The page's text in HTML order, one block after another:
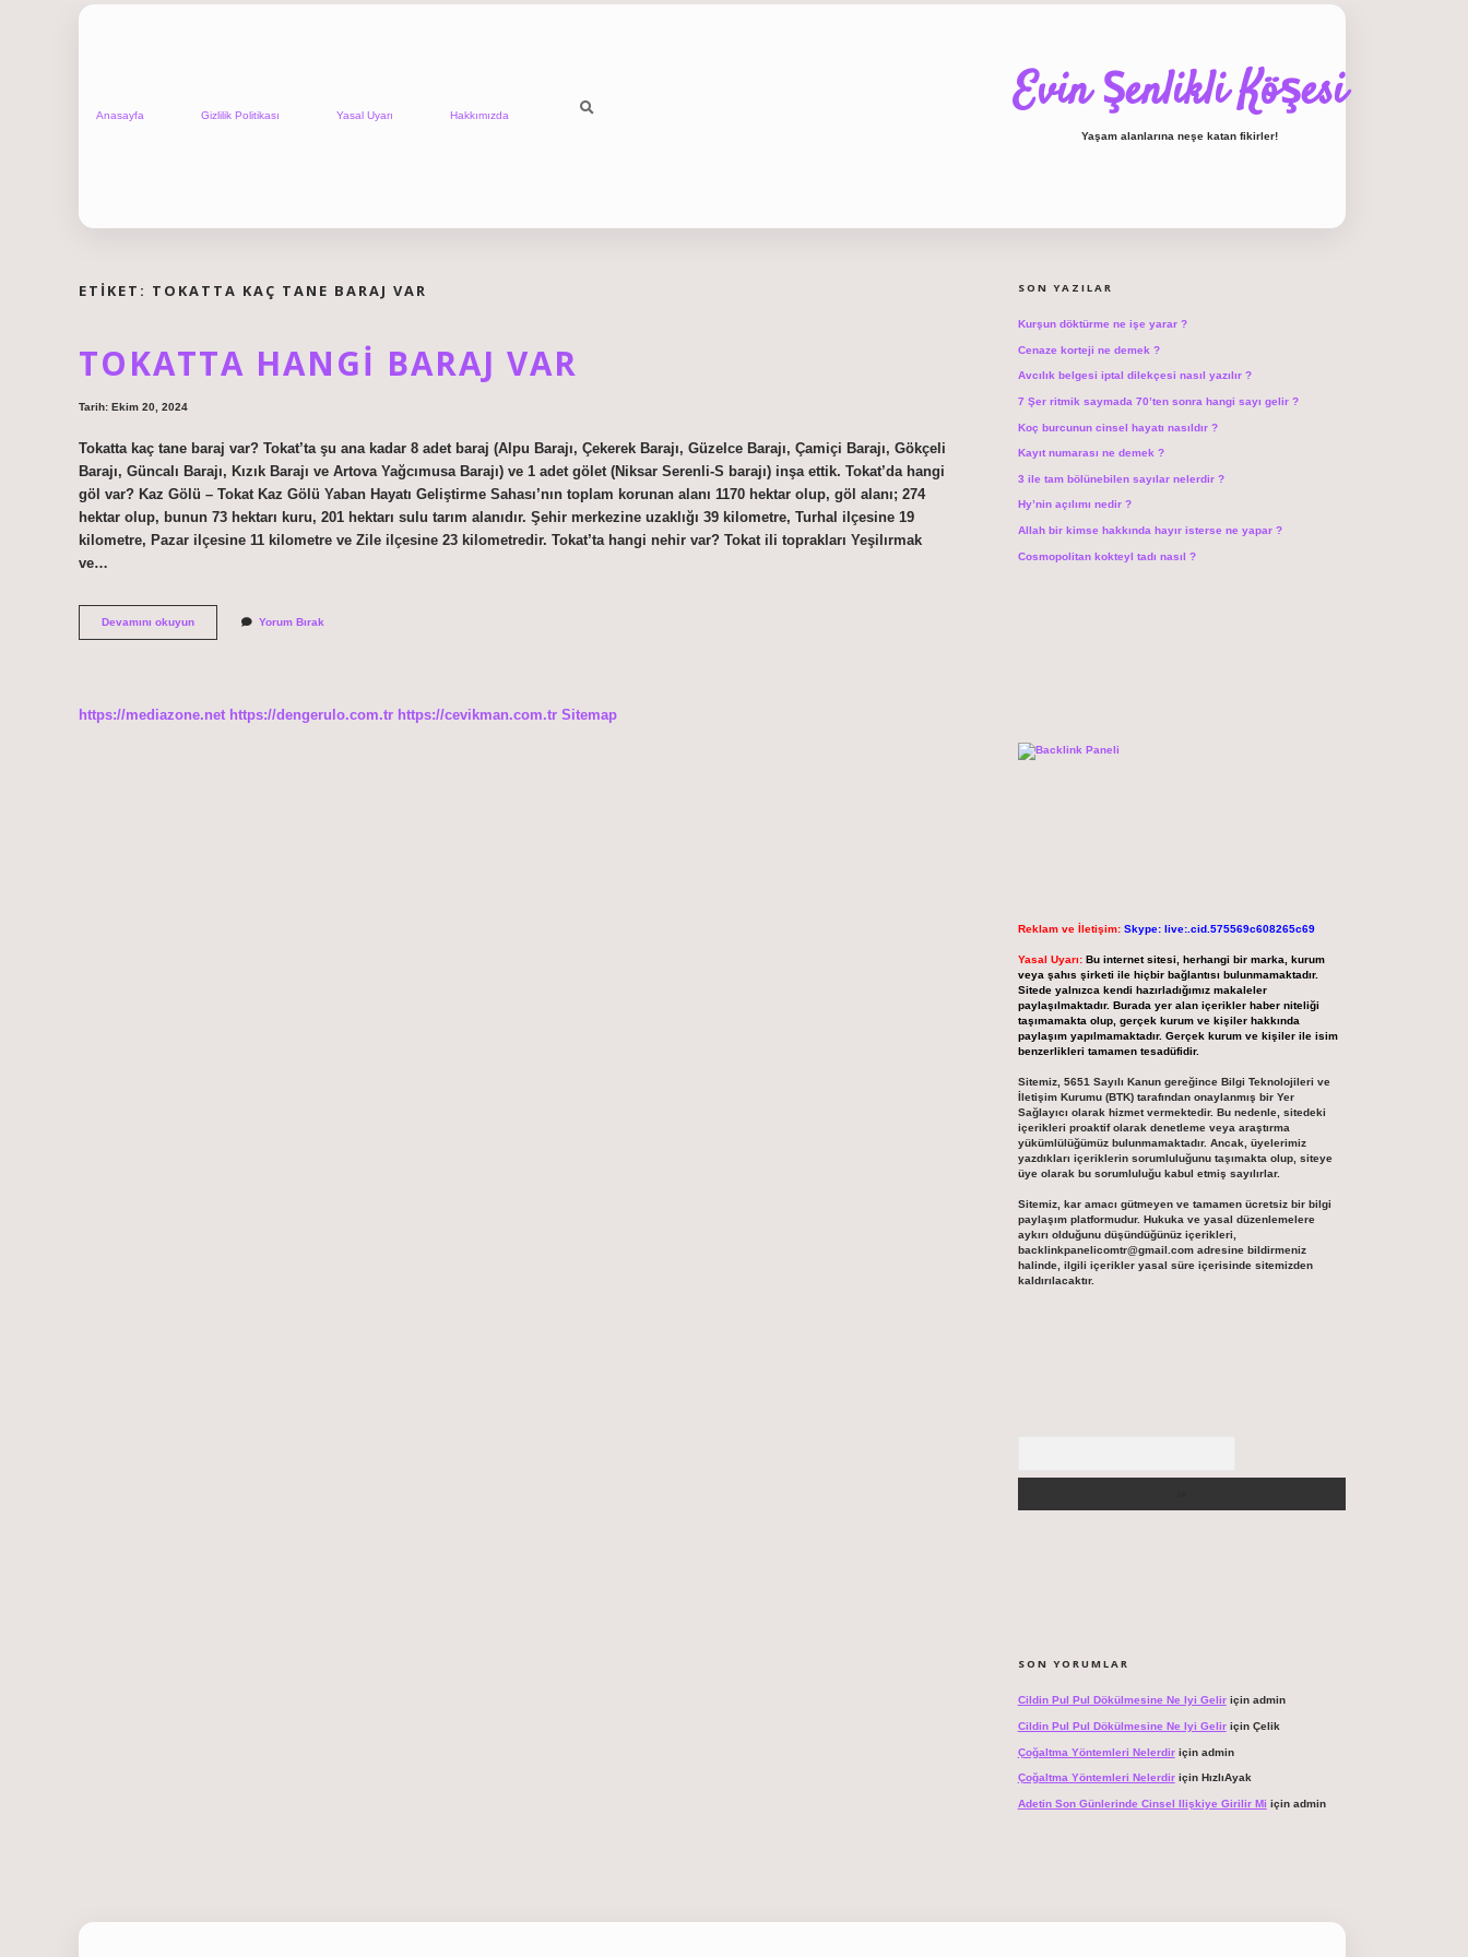
Anasayfa Gizlilik Politikası Yasal Uyarı Hakkımızda Evin Şenlikli Köşesi
Yaşam alanlarına neşe katan fikirler!
ETIKET: TOKATTA KAÇ TANE BARAJ VAR
TOKATTA HANGI BARAJ VAR
Tarih: Ekim 20, 2024
Tokatta kaç tane baraj var? Tokat’ta şu ana kadar 8 adet baraj (Alpu Barajı, Çekerek Barajı, Güzelce Barajı, Çamiçi Barajı, Gökçeli
Barajı, Güncalı Barajı, Kızık Barajı ve Artova Yağcımusa Barajı) ve 1 adet gölet (Niksar Serenli-S barajı) inşa ettik. Tokat’da hangi
göl var? Kaz Gölü – Tokat Kaz Gölü Yaban Hayatı Geliştirme Sahası’nın toplam korunan alanı 1170 hektar olup, göl alanı; 274
hektar olup, bunun 73 hektarı kuru, 201 hektarı sulu tarım alanıdır. Şehir merkezine uzaklığı 39 kilometre, Turhal ilçesine 19
kilometre, Pazar ilçesine 11 kilometre ve Zile ilçesine 23 kilometredir. Tokat’ta hangi nehir var? Tokat ili toprakları Yeşilırmak
ve…
Devamını okuyunTokatta
Hangi
Yorum Bırak
https://mediazone.net https://dengerulo.com.tr https://cevikman.com.tr Sitemap
SON YAZILAR
Kurşun döktürme ne işe yarar ?
Cenaze korteji ne demek ?
Avcılık belgesi iptal dilekçesi nasıl yazılır ?
7 Şer ritmik saymada 70’ten sonra hangi sayı gelir ?
Koç burcunun cinsel hayatı nasıldır ?
Kayıt numarası ne demek ?
3 ile tam bölünebilen sayılar nelerdir ?
Hy’nin açılımı nedir ?
Allah bir kimse hakkında hayır isterse ne yapar ?
Cosmopolitan kokteyl tadı nasıl ?
Reklam ve İletişim: Skype: live:.cid.575569c608265c69
Yasal Uyarı: Bu internet sitesi, herhangi bir marka, kurum
veya şahıs şirketi ile hiçbir bağlantısı bulunmamaktadır.
Sitede yalnızca kendi hazırladığımız makaleler
paylaşılmaktadır. Burada yer alan içerikler haber niteliği
taşımamakta olup, gerçek kurum ve kişiler hakkında
paylaşım yapılmamaktadır. Gerçek kurum ve kişiler ile isim
benzerlikleri tamamen tesadüfidir.
Sitemiz, 5651 Sayılı Kanun gereğince Bilgi Teknolojileri ve
İletişim Kurumu (BTK) tarafından onaylanmış bir Yer
Sağlayıcı olarak hizmet vermektedir. Bu nedenle, sitedeki
içerikleri proaktif olarak denetleme veya araştırma
yükümlülüğümüz bulunmamaktadır. Ancak, üyelerimiz
yazdıkları içeriklerin sorumluluğunu taşımakta olup, siteye
üye olarak bu sorumluluğu kabul etmiş sayılırlar.
Sitemiz, kar amacı gütmeyen ve tamamen ücretsiz bir bilgi
paylaşım platformudur. Hukuka ve yasal düzenlemelere
aykırı olduğunu düşündüğünüz içerikleri,
backlinkpanelicomtr@gmail.comadresine bildirmeniz
halinde, ilgili içerikler yasal süre içerisinde sitemizden
kaldırılacaktır.
SON YORUMLAR
Cildin Pul Pul Dökülmesine Ne Iyi Geliriçin admin
Cildin Pul Pul Dökülmesine Ne Iyi Geliriçin Çelik
Çoğaltma Yöntemleri Nelerdiriçin admin
Çoğaltma Yöntemleri Nelerdiriçin HızlıAyak
Adetin Son Günlerinde Cinsel Ilişkiye Girilir Mi için admin